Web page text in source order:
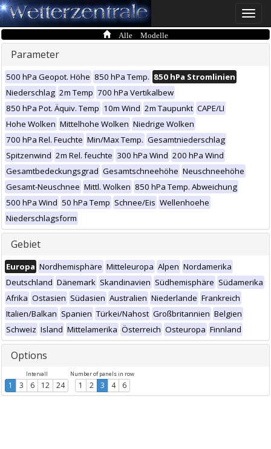
Toggle
Alle Modelle
Parameter
500 hPa Geopot. Höhe 850 hPa Temp. 850 hPa Stromlinien
Niederschlag 2m Temp 700 hPa Vertikalbew
850 hPa Pot. Äquiv. Temp 10m Wind 2m Taupunkt CAPE/LI
Hohe Wolken Mittelhohe Wolken Niedrige Wolken
700 hPa Rel. Feuchte Min/Max Temp. Gesamtniederschlag
Spitzenwind 2m Rel. feuchte 300 hPa Wind 200 hPa Wind
Gesamtbedeckungsgrad Gesamtschneehöhe Neuschneehöhe
Gesamt-Neuschnee Mittl. Wolken 850 hPa Temp. Abweichung
500 hPa Wind 50 hPa Temp Schnee/Eis Wellenhoehe
Niederschlagsform
Gebiet
Europa Nordhemisphäre Mitteleuropa Alpen Nordamerika
Deutschland Dänemark Skandinavien Südhemisphäre Südamerika
Afrika Ostasien Südasien Australien Niederlande Frankreich
Italien/Balkan Spanien Türkei/Nahost Großbritannien Belgien
Schweiz Island Mittelamerika Österreich Osteuropa Finnland
Options
Intervall
1 3 6 12 24
Number of panels in row
1 2 3 4 6